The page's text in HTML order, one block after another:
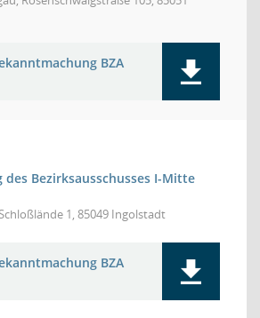
BZA
Bezirksausschusses I-Mitte
1, 85049 Ingolstadt
BZA